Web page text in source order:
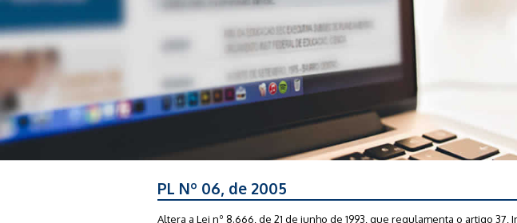
PL Nº 06, de 2005
Altera a Lei nº 8.666, de 21 de junho de 1993, que regulamenta o artigo 37,